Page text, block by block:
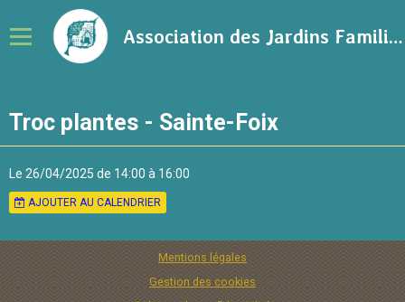
Association des Jardins Familiaux de la Ville de Rennes
Adhérer à l'association
Calendrier
Ressources sur le jardinage
Blog
Troc plantes - Sainte-Foix
Le 26/04/2025 de 14:00 à 16:00
AJOUTER AU CALENDRIER
Mentions légales
Gestion des cookies